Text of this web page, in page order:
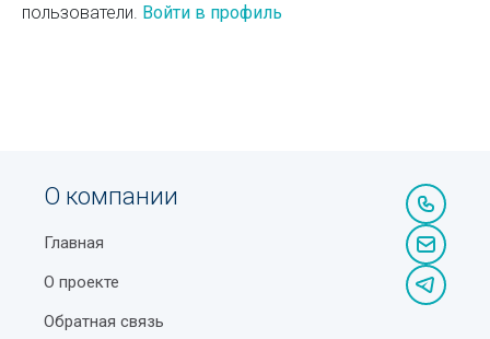
пользователи. Войти в профиль
О компании
Главная
О проекте
Обратная связь